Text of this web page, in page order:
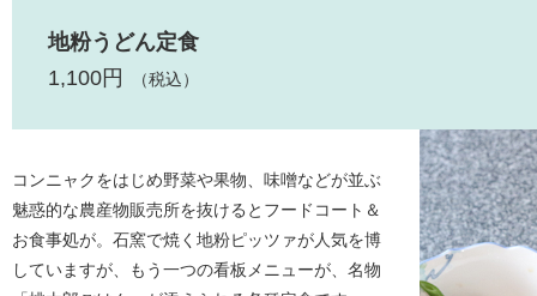
地粉うどん定食
1,100円
（税込）
コンニャクをはじめ野菜や果物、味噌などが並ぶ
魅惑的な農産物販売所を抜けるとフードコート＆
お食事処が。石窯で焼く地粉ピッツァが人気を博
していますが、もう一つの看板メニューが、名物